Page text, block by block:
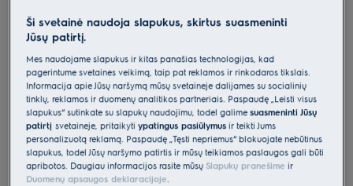
Montuojama indaplovė 45 cm 300
serija „AirDry“
0 (0)
Gaminio informacijos lapas
Pagrindiniai privalumai
AirDry funkcija padės pasiekti 3 kartus geresnius džiovinimo rezultatus
Mūsų išmanioji technologija „AirDry“ skirta nepriekaištingai išdžiovinti
virtuvės reikmenis natūraliu oro srautu.
„QuickSelect“ padės sutaupyti vandens ir energijos
Ši svetainė naudoja slapukus, skirtus suasmeninti
Jūsų patirtį.
Mes naudojame slapukus ir kitas panašias technologijas, kad
pagerintume svetainės veikimą, taip pat reklamos ir rinkodaros tikslais.
Informacija apie Jūsų naršymą mūsų svetainėje dalijamės su socialinių
tinklų, reklamos ir duomenų analitikos partneriais. Paspaudę „Leisti visus
slapukus“ sutinkate su slapukų naudojimu, todėl galimesuasmeninti Jūsų
patirtįsvetainėje, pritaikytiypatingus pasiūlymus ir teikti Jums
personalizuotą reklamą. Paspaudę „Tęsti nepriėmus“ blokuojate nebūtinus
slapukus, todėl Jūsų naršymo patirtis ir mūsų teikiamos paslaugos gali būti
apribotos. Daugiau informacijos rasite mūsų Slapukų pranešime ir
Duomenų apsaugos deklaracijoje.